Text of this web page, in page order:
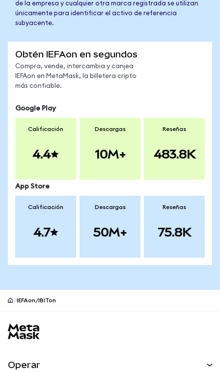
de la empresa y cualquier otra marca registrada se utilizan
únicamente para identificar el activo de referencia
subyacente.
Obtén IEFAon en segundos
Compra, vende, intercambia y canjea
IEFAon en MetaMask, la billetera cripto
más confiable.
Google Play
Calificación
4.4
Descargas
10M+
Reseñas
483.8K
App Store
Calificación
4.7
Descargas
50M+
Reseñas
75.8K
IEFAon/IBITon
Operar